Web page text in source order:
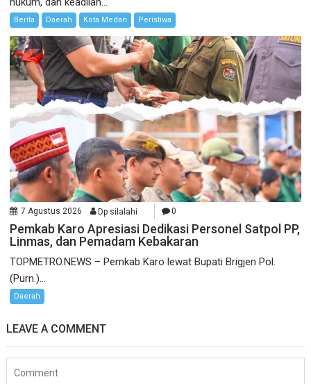
Berita Daerah Kota Medan Peristiwa
7 Agustus 2026 Dp silalahi 0
Pemkab Karo Apresiasi Dedikasi Personel Satpol PP,
Linmas, dan Pemadam Kebakaran
TOPMETRO.NEWS – Pemkab Karo lewat Bupati Brigjen Pol.
(Purn.)...
Daerah
LEAVE A COMMENT